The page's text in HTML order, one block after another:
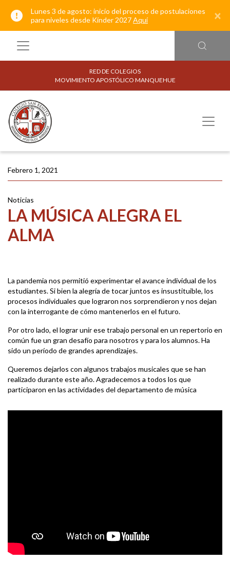
Lunes 3 de agosto: inicio del proceso de postulaciones
para niveles desde Kínder 2027Aquí ×
RED DE COLEGIOS
MOVIMIENTO APOSTÓLICO MANQUEHUE
Febrero 1, 2021
Noticias
LA MÚSICA ALEGRA EL
ALMA
La pandemia nos permitió experimentar el avance individual de los
estudiantes. Si bien la alegría de tocar juntos es insustituible, los
procesos individuales que lograron nos sorprendieron y nos dejan
con la interrogante de cómo mantenerlos en el futuro.
Por otro lado, el lograr unir ese trabajo personal en un repertorio en
común fue un gran desafío para nosotros y para los alumnos. Ha
sido un período de grandes aprendizajes.
Queremos dejarlos con algunos trabajos musicales que se han
realizado durante este año. Agradecemos a todos los que
participaron en las actividades del departamento de música